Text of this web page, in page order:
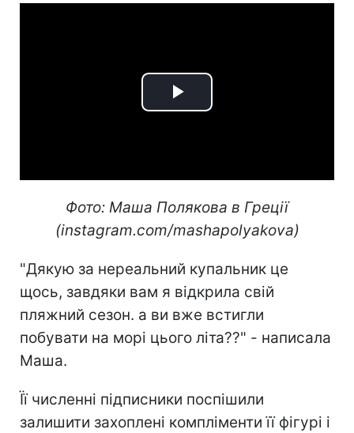
Play
Фото: Маша Полякова в Греції
(instagram.com/mashapolyakova)
"Дякую за нереальний купальник це
щось, завдяки вам я відкрила свій
пляжний сезон. а ви вже встигли
побувати на морі цього літа??" - написала
Маша.
Її численні підписники поспішили
залишити захоплені компліменти її фігурі і